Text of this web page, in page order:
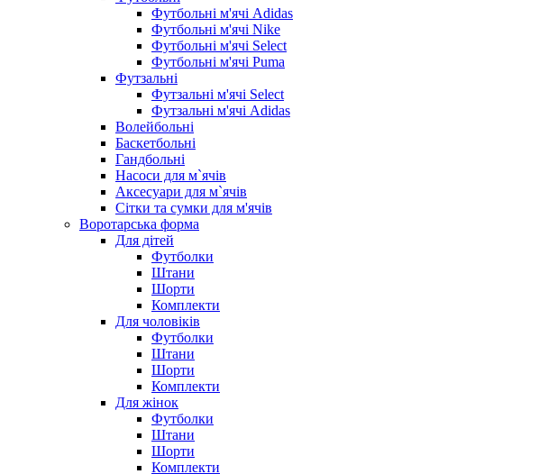
Футбольні м'ячі Adidas
Футбольні м'ячі Nike
Футбольні м'ячі Select
Футбольні м'ячі Puma
Футзальні
Футзальні м'ячі Select
Футзальні м'ячі Adidas
Волейбольні
Баскетбольні
Гандбольні
Насоси для м`ячів
Аксесуари для м`ячів
Сітки та сумки для м'ячів
Воротарська форма
Для дітей
Футболки
Штани
Шорти
Комплекти
Для чоловіків
Футболки
Штани
Шорти
Комплекти
Для жінок
Футболки
Штани
Шорти
Комплекти